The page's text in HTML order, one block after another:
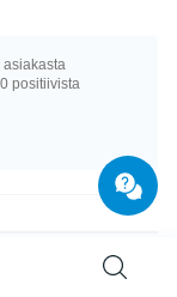
positiivista